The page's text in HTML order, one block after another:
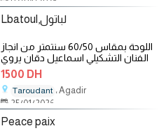
Lbatoul,لباتول
اللوحة بمقاس 60/50 سنتمتر من انجاز
الفنان التشكيلي اسماعيل دقان يروي
فيها قصة عجوز ربت قطة منذ
1500 DH
Taroudant ، Agadir
25/01/2026
Peace paix